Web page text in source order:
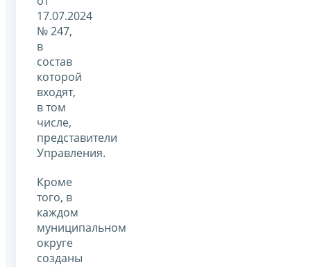
17.07.2024
№ 247,
в
состав
которой
входят,
в том
числе,
представители
Управления.
Кроме
того, в
каждом
муниципальном
округе
созданы